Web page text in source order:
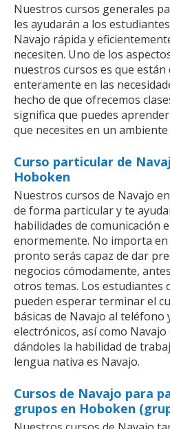
Nuestros cursos generales
les ayudarán a los
Navajo rápida y
necesiten. Uno de los
nuestros cursos es que
enteramente en las
hecho de que ofrecemos
significa que puedes
que necesites en un
Curso particular de
Hoboken
Nuestros cursos de Navajo
de forma particular y te
habilidades de comunicación
enormemente. No importa en
pronto serás capaz de dar
negocios cómodamente,
otros temas. Los estudiantes
pueden esperar terminar el
básicas de Navajo al teléfono
electrónicos, así como
dándoles la habilidad de
lengua nativa es Navajo.
Cursos de Navajo para
grupos en Hoboken